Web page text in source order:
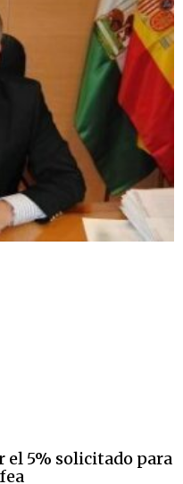
5% solicitado para